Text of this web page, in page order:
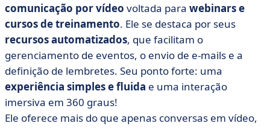
comunicação por vídeo voltada para webinars e
cursos de treinamento. Ele se destaca por seus
recursos automatizados, que facilitam o
gerenciamento de eventos, o envio de e-mails e a
definição de lembretes. Seu ponto forte: uma
experiência simples e fluida e uma interação
imersiva em 360 graus!
Ele oferece mais do que apenas conversas em vídeo,